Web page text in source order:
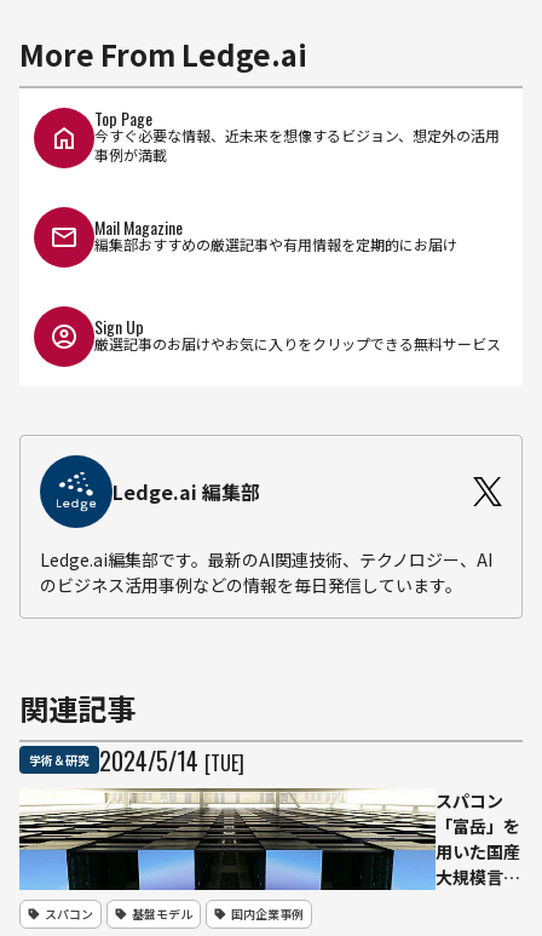
More From Ledge.ai
Top Page
今すぐ必要な情報、近未来を想像するビジョン、想定外の活用
事例が満載
Mail Magazine
編集部おすすめの厳選記事や有用情報を定期的にお届け
Sign Up
厳選記事のお届けやお気に入りをクリップできる無料サービス
Ledge.ai 編集部
Ledge.ai編集部です。最新のAI関連技術、テクノロジー、AI
のビジネス活用事例などの情報を毎日発信しています。
関連記事
学術＆研究 2024/5/14 [TUE]
スパコン
「富岳」を
用いた国産
大規模言語
スパコン 基盤モデル 国内企業事例